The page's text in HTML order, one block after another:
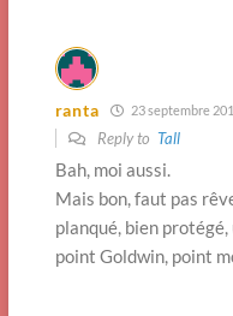
ranta 23 septembre
Reply to Tall
Bah, moi aussi.
Mais bon, faut pas
planqué, bien
point Goldwin, point